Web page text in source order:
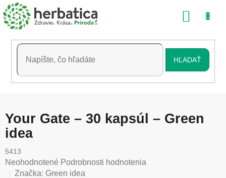
Prejsť
na
obsah
HĽADAŤ
Your Gate – 30 kapsúl – Green
idea
5413
Priemerné
hodnotenie
Neohodnotené Podrobnosti hodnotenia
Značka: Green idea